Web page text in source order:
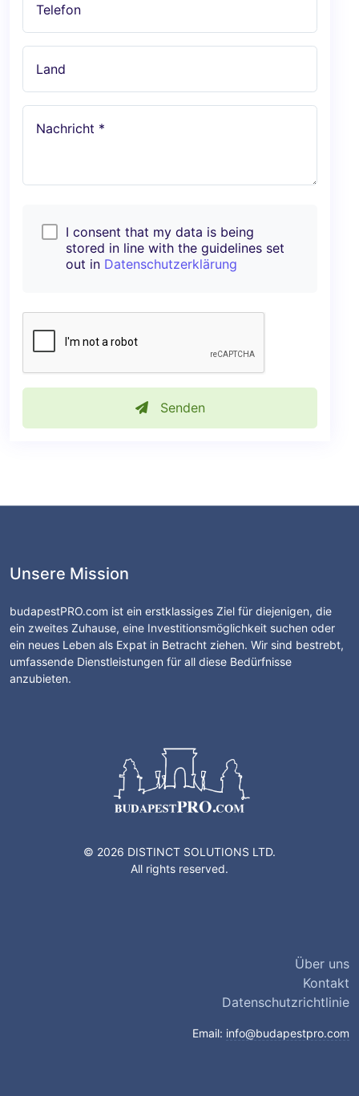
Telefon
Land
Nachricht *
I consent that my data is being
stored in line with the guidelines set
out in Datenschutzerklärung
Senden
Unsere Mission
budapestPRO.com ist ein erstklassiges Ziel für diejenigen, die
ein zweites Zuhause, eine Investitionsmöglichkeit suchen oder
ein neues Leben als Expat in Betracht ziehen. Wir sind bestrebt,
umfassende Dienstleistungen für all diese Bedürfnisse
anzubieten.
© 2026 DISTINCT SOLUTIONS LTD.
All rights reserved.
Über uns
Kontakt
Datenschutzrichtlinie
Email: info@budapestpro.com